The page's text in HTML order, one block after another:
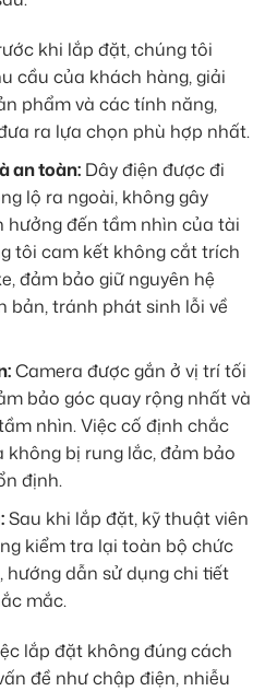
khi lắp đặt, chúng tôi
cầu của khách hàng, giải
phẩm và các tính năng,
ra lựa chọn phù hợp nhất.
an toàn: Dây điện được đi
lộ ra ngoài, không gây
hưởng đến tầm nhìn của tài
tôi cam kết không cắt trích
đảm bảo giữ nguyên hệ
bản, tránh phát sinh lỗi về
Camera được gắn ở vị trí tối
bảo góc quay rộng nhất và
nhìn. Việc cố định chắc
bị rung lắc, đảm bảo
định.
Sau khi lắp đặt, kỹ thuật viên
kiểm tra lại toàn bộ chức
hướng dẫn sử dụng chi tiết
mắc.
lắp đặt không đúng cách
đề như chập điện, nhiễu